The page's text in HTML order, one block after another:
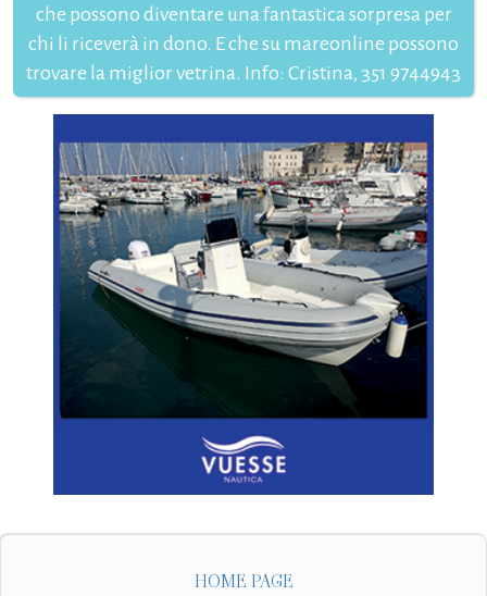
che possono diventare una fantastica sorpresa per
chi li riceverà in dono. E che su mareonline possono
trovare la miglior vetrina. Info: Cristina, 351 9744943
HOME PAGE